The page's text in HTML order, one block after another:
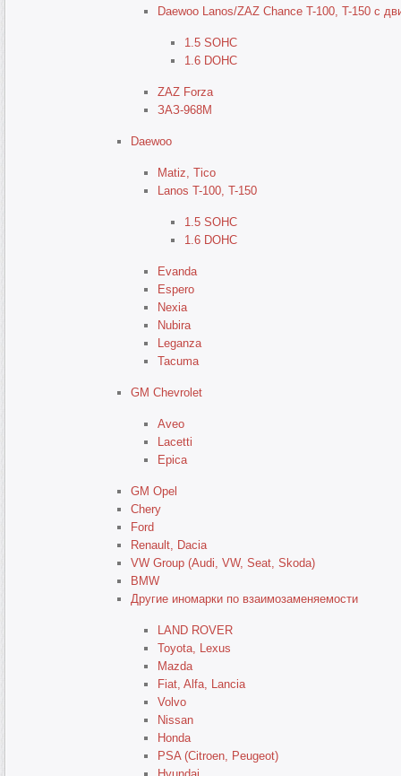
Daewoo Lanos/ZAZ Chance T-100, T-150 с
1.5 SOHC
1.6 DOHC
ZAZ Forza
ЗАЗ-968М
Daewoo
Matiz, Tico
Lanos T-100, T-150
1.5 SOHC
1.6 DOHC
Evanda
Espero
Nexia
Nubira
Leganza
Tacuma
GM Chevrolet
Aveo
Lacetti
Epica
GM Opel
Chery
Ford
Renault, Dacia
VW Group (Audi, VW, Seat, Skoda)
BMW
Другие иномарки по взаимозаменяемости
LAND ROVER
Toyota, Lexus
Mazda
Fiat, Alfa, Lancia
Volvo
Nissan
Honda
PSA (Citroen, Peugeot)